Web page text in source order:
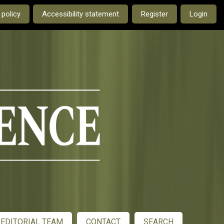
current language is:Accessibility statement Register Login
EDITORIAL TEAM CONTACT SEARCH